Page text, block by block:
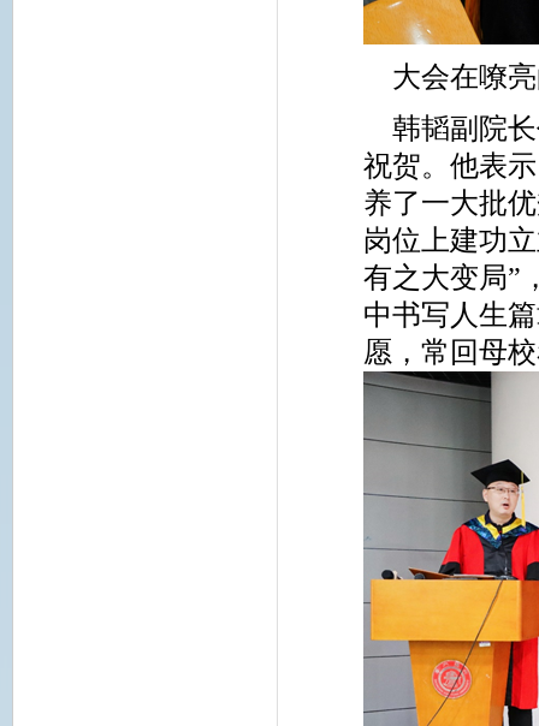
大会在嘹
韩韬副院
祝贺。他表
养了一大批
岗位上建功
有之大变局”
中书写人生
愿，常回母